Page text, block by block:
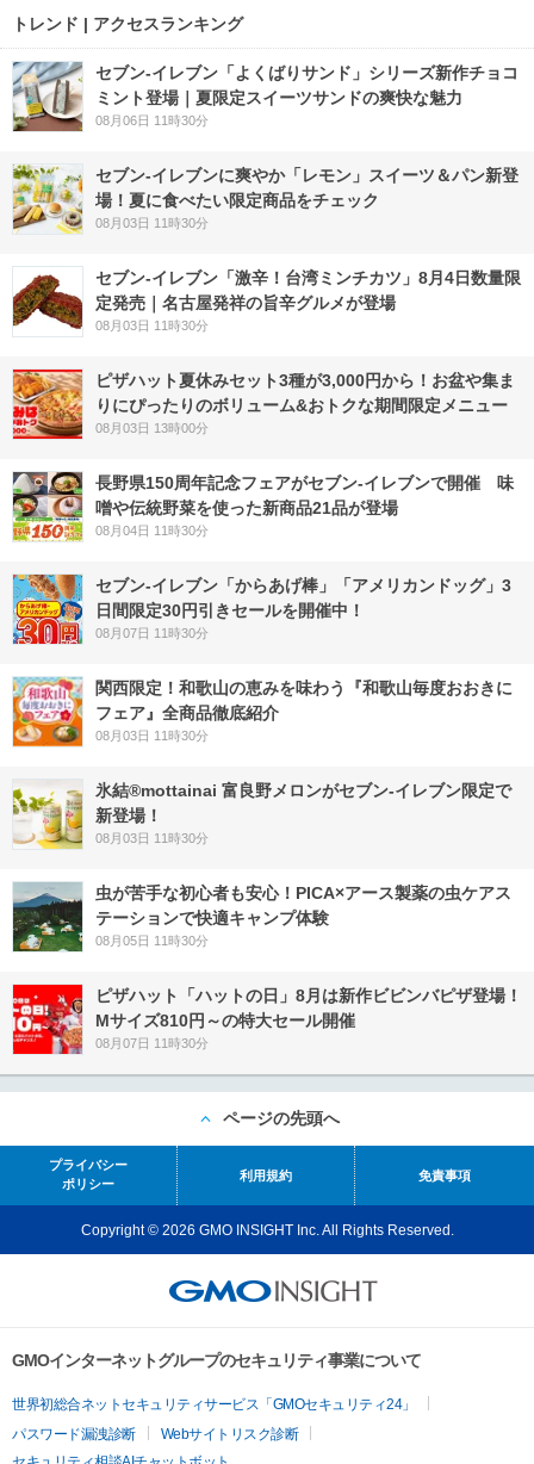
トレンド | アクセスランキング
セブン‐イレブン「よくばりサンド」シリーズ新作チョコ
ミント登場｜夏限定スイーツサンドの爽快な魅力
08月06日 11時30分
セブン‐イレブンに爽やか「レモン」スイーツ＆パン新登
場！夏に食べたい限定商品をチェック
08月03日 11時30分
セブン-イレブン「激辛！台湾ミンチカツ」8月4日数量限
定発売｜名古屋発祥の旨辛グルメが登場
08月03日 11時30分
ピザハット夏休みセット3種が3,000円から！お盆や集ま
りにぴったりのボリューム&おトクな期間限定メニュー
08月03日 13時00分
長野県150周年記念フェアがセブン-イレブンで開催 味
噌や伝統野菜を使った新商品21品が登場
08月04日 11時30分
セブン‐イレブン「からあげ棒」「アメリカンドッグ」3
日間限定30円引きセールを開催中！
08月07日 11時30分
関西限定！和歌山の恵みを味わう『和歌山毎度おおきに
フェア』全商品徹底紹介
08月03日 11時30分
氷結®mottainai 富良野メロンがセブン‐イレブン限定で
新登場！
08月03日 11時30分
虫が苦手な初心者も安心！PICA×アース製薬の虫ケアス
テーションで快適キャンプ体験
08月05日 11時30分
ピザハット「ハットの日」8月は新作ビビンバピザ登場！
Mサイズ810円～の特大セール開催
08月07日 11時30分
ページの先頭へ
プライバシー
ポリシー
利用規約 免責事項
Copyright © 2026 GMO INSIGHT Inc. All Rights Reserved.
GMOインターネットグループのセキュリティ事業について
世界初総合ネットセキュリティサービス「GMOセキュリティ24」
パスワード漏洩診断
Webサイトリスク診断